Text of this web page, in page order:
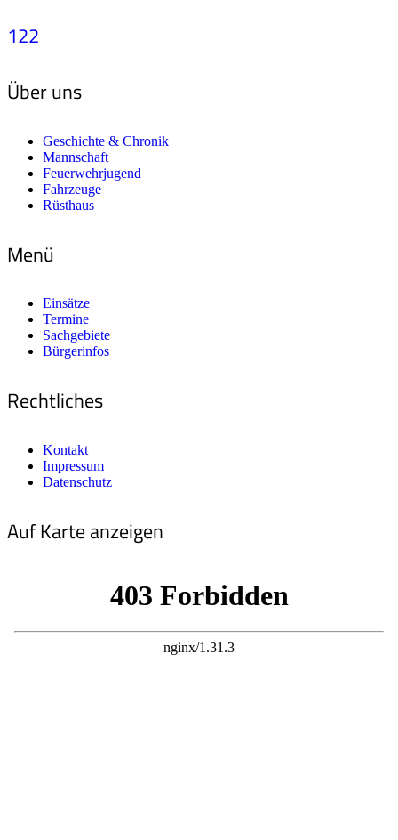
122
Über uns
Geschichte & Chronik
Mannschaft
Feuerwehrjugend
Fahrzeuge
Rüsthaus
Menü
Einsätze
Termine
Sachgebiete
Bürgerinfos
Rechtliches
Kontakt
Impressum
Datenschutz
Auf Karte anzeigen